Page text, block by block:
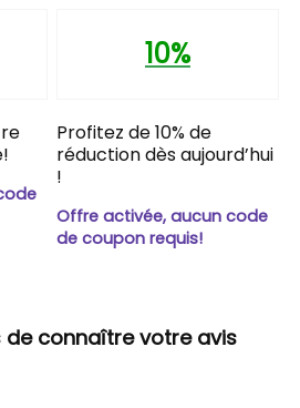
10%
Profitez de 10% de
réduction dès aujourd’hui
!
Offre activée, aucun code
de coupon requis!
de connaître votre avis